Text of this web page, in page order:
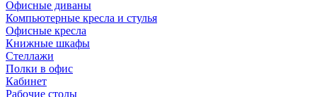
Офисные диваны
Компьютерные кресла и стулья
Офисные кресла
Книжные шкафы
Стеллажи
Полки в офис
Кабинет
Рабочие столы